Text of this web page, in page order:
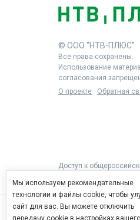
© ООО "НТВ-ПЛЮС"
Все права сохранены.
Использование
согласования
О проекте
Обратная
Доступ к
Мы используем рекомендательные
технологии и файлы cookie, чтобы
сайт для вас. Вы можете отключить
передачу cookie в настройках вашего